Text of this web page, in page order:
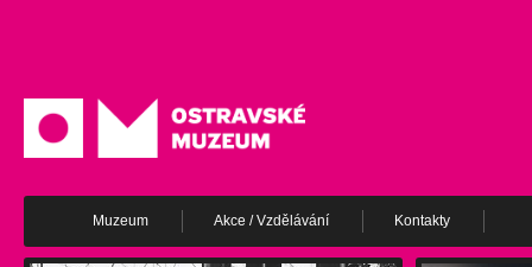
Muzeum Akce / Vzdělávání Kontakty